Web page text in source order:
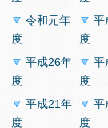
令和元年
度
平
度
平成26年
度
平
度
平成21年
度
平
度